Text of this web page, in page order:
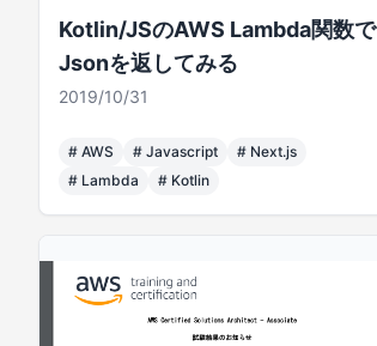
Kotlin/JSのAWS Lambda関数で
Jsonを返してみる
2019/10/31
# AWS # Javascript # Next.js
# Lambda # Kotlin